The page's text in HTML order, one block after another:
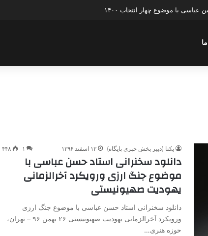
با موضوع چهار انتخاب ۱۴۰۰
یکتا (دبیر بخش خبری پایگاه) ۱۲ اسفند ۱۳۹۶ ۱ ۴۴۸
دانلود سخنرانی استاد حسن عباسی با
موضوع جنگ ارزی ورویکرد آخرالزمانی
یهودیت صهیونیستی
دانلود سخنرانی استاد حسن عباسی با موضوع جنگ ارزی
ورویکرد آخرالزمانی یهودیت صهیونیستی ۲۶ بهمن ۹۶ – تهران،
حوزه هنری…